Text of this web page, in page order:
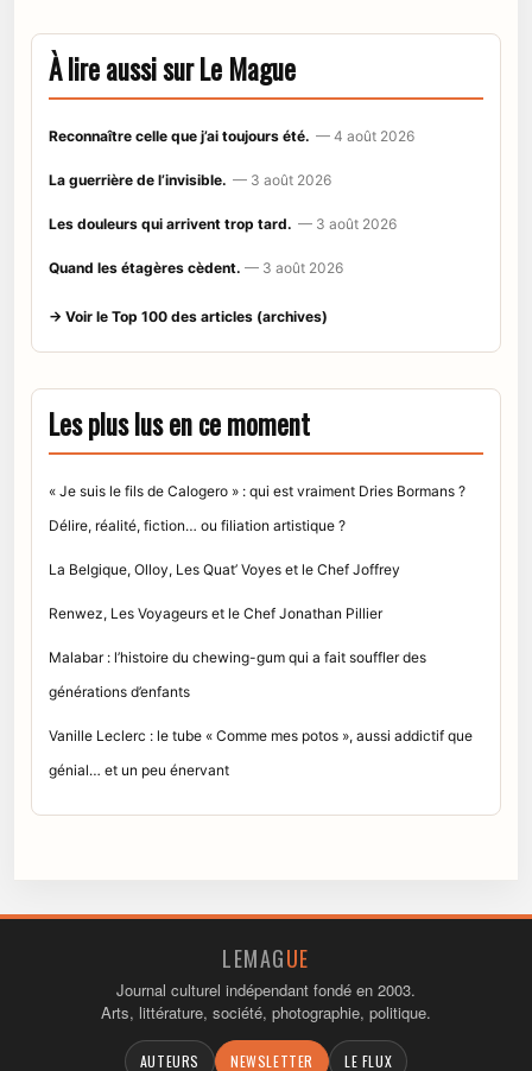
À lire aussi sur Le Mague
Reconnaître celle que j’ai toujours été. — 4 août 2026
La guerrière de l’invisible. — 3 août 2026
Les douleurs qui arrivent trop tard. — 3 août 2026
Quand les étagères cèdent. — 3 août 2026
→ Voir le Top 100 des articles (archives)
Les plus lus en ce moment
« Je suis le fils de Calogero » : qui est vraiment Dries Bormans ?
Délire, réalité, fiction… ou filiation artistique ?
La Belgique, Olloy, Les Quat’ Voyes et le Chef Joffrey
Renwez, Les Voyageurs et le Chef Jonathan Pillier
Malabar : l’histoire du chewing-gum qui a fait souffler des
générations d’enfants
Vanille Leclerc : le tube « Comme mes potos », aussi addictif que
génial… et un peu énervant
LEMAGUE
Journal culturel indépendant fondé en 2003.
Arts, littérature, société, photographie, politique.
AUTEURS NEWSLETTER LE FLUX